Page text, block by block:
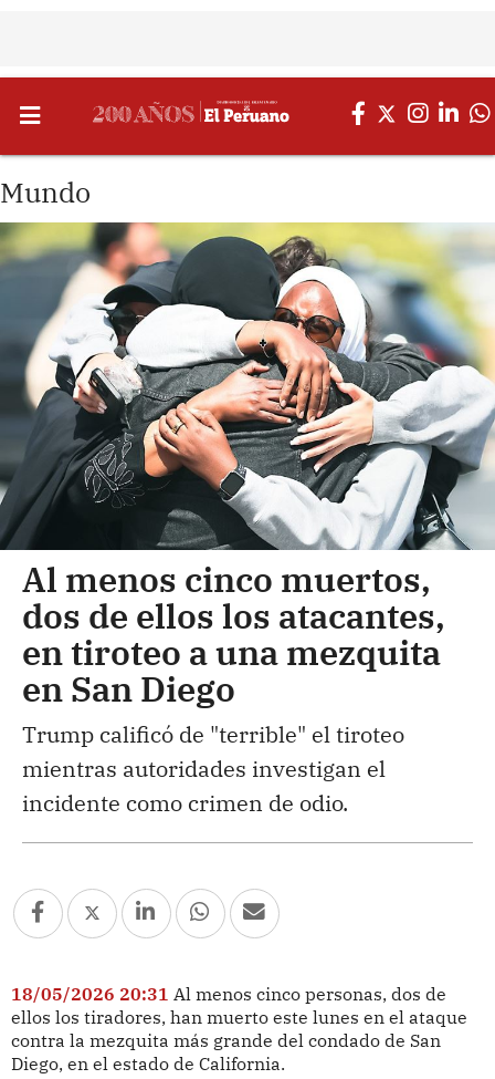
Mundo
Al menos cinco muertos,
dos de ellos los atacantes,
en tiroteo a una mezquita
en San Diego
Trump calificó de "terrible" el tiroteo
mientras autoridades investigan el
incidente como crimen de odio.
18/05/2026 20:31 Al menos cinco personas, dos de
ellos los tiradores, han muerto este lunes en el ataque
contra la mezquita más grande del condado de San
Diego, en el estado de California.